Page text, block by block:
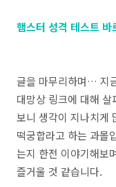
햄스터 성격 테스트 바
글을 마무리하며… 지
대망상 링크에 대해
보니 생각이 지나치게
떡궁합라고 하는 과몰
는지 한전 이야기해보
즐거울 것 같습니다.